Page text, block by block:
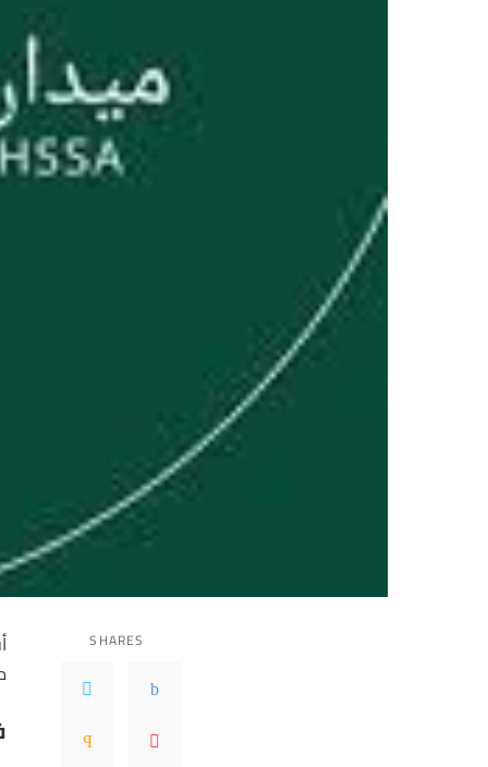
SHARES